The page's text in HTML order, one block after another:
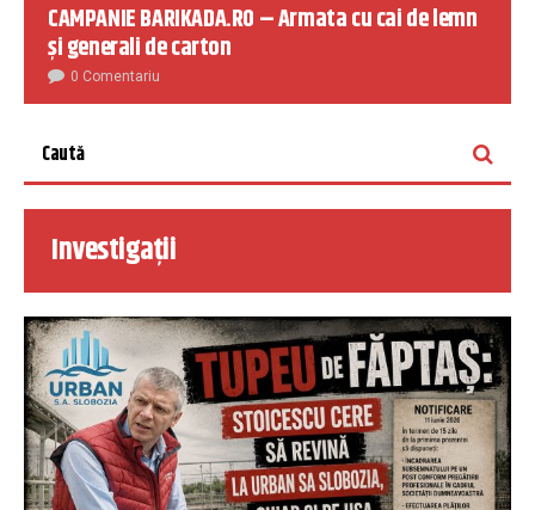
CAMPANIE BARIKADA.RO – Armata cu cai de lemn
și generali de carton
0 Comentariu
Investigații